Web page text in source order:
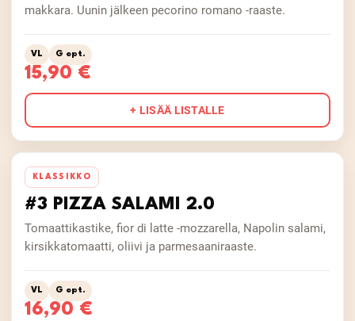
makkara. Uunin jälkeen pecorino romano -raaste.
VL G opt.
15,90 €
+ LISÄÄ LISTALLE
KLASSIKKO
#3 PIZZA SALAMI 2.0
Tomaattikastike, fior di latte -mozzarella, Napolin salami,
kirsikkatomaatti, oliivi ja parmesaaniraaste.
VL G opt.
16,90 €